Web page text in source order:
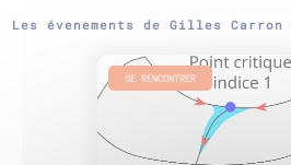
Les évenements de Gilles Carron
SE RENCONTRER